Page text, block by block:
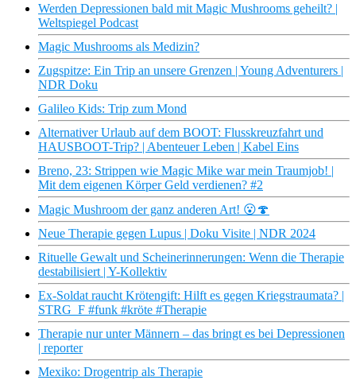
Werden Depressionen bald mit Magic Mushrooms geheilt? |
Weltspiegel Podcast
Magic Mushrooms als Medizin?
Zugspitze: Ein Trip an unsere Grenzen | Young Adventurers |
NDR Doku
Galileo Kids: Trip zum Mond
Alternativer Urlaub auf dem BOOT: Flusskreuzfahrt und
HAUSBOOT-Trip? | Abenteuer Leben | Kabel Eins
Breno, 23: Strippen wie Magic Mike war mein Traumjob! |
Mit dem eigenen Körper Geld verdienen? #2
Magic Mushroom der ganz anderen Art! 😮🍄
Neue Therapie gegen Lupus | Doku Visite | NDR 2024
Rituelle Gewalt und Scheinerinnerungen: Wenn die Therapie
destabilisiert | Y-Kollektiv
Ex-Soldat raucht Krötengift: Hilft es gegen Kriegstraumata? |
STRG_F #funk #kröte #Therapie
Therapie nur unter Männern – das bringt es bei Depressionen
| reporter
Mexiko: Drogentrip als Therapie